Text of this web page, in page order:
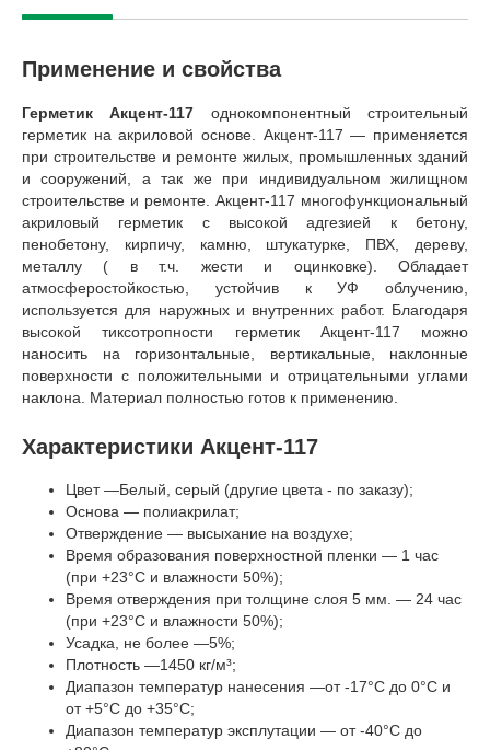
Применение и свойства
Герметик Акцент-117 однокомпонентный строительный
герметик на акриловой основе. Акцент-117 — применяется
при строительстве и ремонте жилых, промышленных зданий
и сооружений, а так же при индивидуальном жилищном
строительстве и ремонте. Акцент-117 многофункциональный
акриловый герметик с высокой адгезией к бетону,
пенобетону, кирпичу, камню, штукатурке, ПВХ, дереву,
металлу ( в т.ч. жести и оцинковке). Обладает
атмосферостойкостью, устойчив к УФ облучению,
используется для наружных и внутренних работ. Благодаря
высокой тиксотропности герметик Акцент-117 можно
наносить на горизонтальные, вертикальные, наклонные
поверхности с положительными и отрицательными углами
наклона. Материал полностью готов к применению.
Характеристики Акцент-117
Цвет —Белый, серый (другие цвета - по заказу);
Основа — полиакрилат;
Отверждение — высыхание на воздухе;
Время образования поверхностной пленки — 1 час
(при +23°С и влажности 50%);
Время отверждения при толщине слоя 5 мм. — 24 час
(при +23°С и влажности 50%);
Усадка, не более —5%;
Плотность —1450 кг/м³;
Диапазон температур нанесения —от -17°С до 0°С и
от +5°С до +35°С;
Диапазон температур эксплутации — от -40°С до